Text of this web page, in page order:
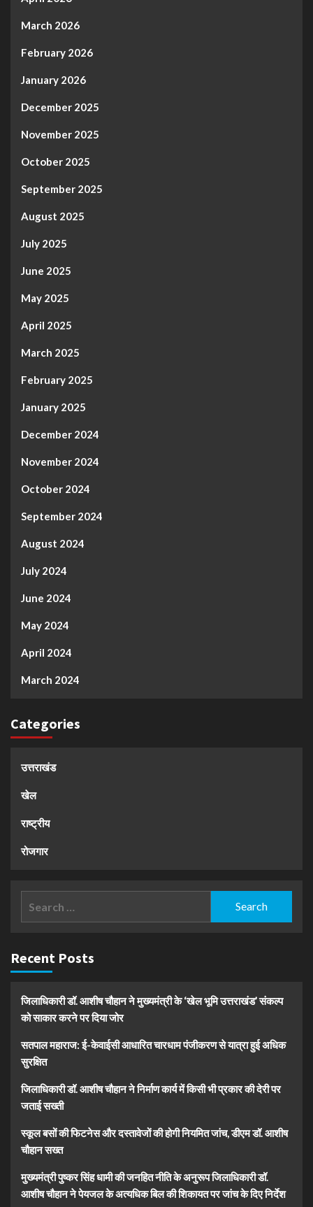
March 2026
February 2026
January 2026
December 2025
November 2025
October 2025
September 2025
August 2025
July 2025
June 2025
May 2025
April 2025
March 2025
February 2025
January 2025
December 2024
November 2024
October 2024
September 2024
August 2024
July 2024
June 2024
May 2024
April 2024
March 2024
Categories
उत्तराखंड
खेल
राष्ट्रीय
रोजगार
Recent Posts
जिलाधिकारी डॉ. आशीष चौहान ने मुख्यमंत्री के ‘खेल भूमि उत्तराखंड’ संकल्प
को साकार करने पर दिया जोर
सतपाल महाराज: ई-केवाईसी आधारित चारधाम पंजीकरण से यात्रा हुई अधिक
सुरक्षित
जिलाधिकारी डॉ. आशीष चौहान ने निर्माण कार्य में किसी भी प्रकार की देरी पर
जताई सख्ती
स्कूल बसों की फिटनेस और दस्तावेजों की होगी नियमित जांच, डीएम डॉ. आशीष
चौहान सख्त
मुख्यमंत्री पुष्कर सिंह धामी की जनहित नीति के अनुरूप जिलाधिकारी डॉ.
आशीष चौहान ने पेयजल के अत्यधिक बिल की शिकायत पर जांच के दिए निर्देश